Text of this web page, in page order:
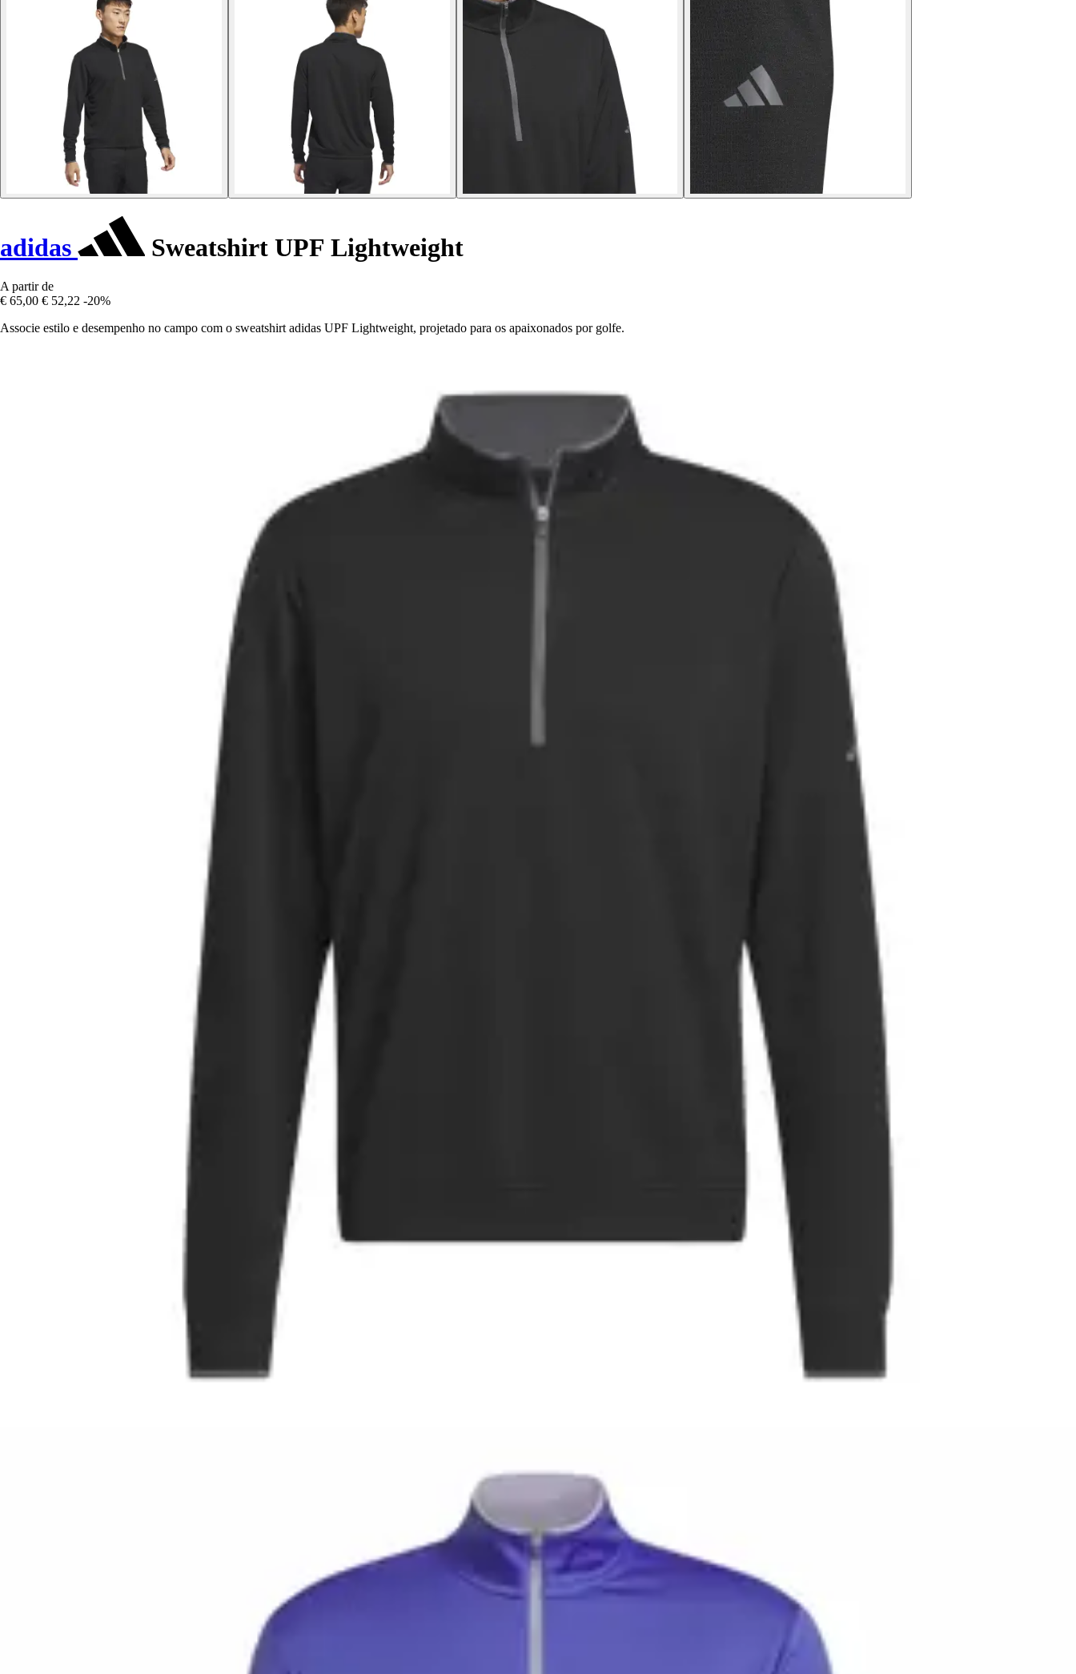
adidas Sweatshirt UPF Lightweight
A partir de
€ 65,00 € 52,22 -20%
Associe estilo e desempenho no campo com o sweatshirt adidas UPF Lightweight, projetado para os apaixonados por golfe.